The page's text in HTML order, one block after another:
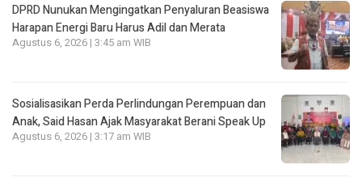
DPRD Nunukan Mengingatkan Penyaluran Beasiswa
Harapan Energi Baru Harus Adil dan Merata
Agustus 6, 2026 | 3:45 am WIB
Sosialisasikan Perda Perlindungan Perempuan dan
Anak, Said Hasan Ajak Masyarakat Berani Speak Up
Agustus 6, 2026 | 3:17 am WIB